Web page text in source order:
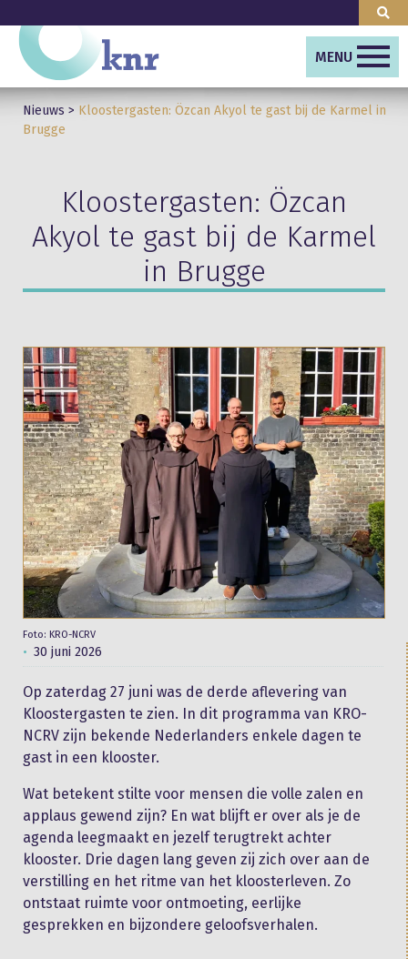
MENU
Nieuws > Kloostergasten: Özcan Akyol te gast bij de Karmel in
Brugge
Kloostergasten: Özcan
Akyol te gast bij de Karmel
in Brugge
Foto: KRO-NCRV
30 juni 2026
Op zaterdag 27 juni was de derde aflevering van
Kloostergasten te zien. In dit programma van KRO-
NCRV zijn bekende Nederlanders enkele dagen te
gast in een klooster.
Wat betekent stilte voor mensen die volle zalen en
applaus gewend zijn? En wat blijft er over als je de
agenda leegmaakt en jezelf terugtrekt achter
klooster. Drie dagen lang geven zij zich over aan de
verstilling en het ritme van het kloosterleven. Zo
ontstaat ruimte voor ontmoeting, eerlijke
gesprekken en bijzondere geloofsverhalen.